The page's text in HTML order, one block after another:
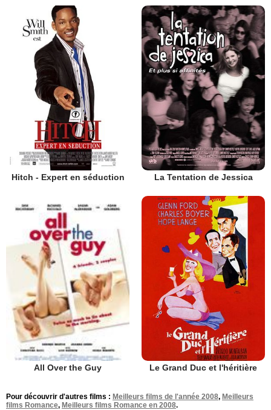
Hitch - Expert en séduction La Tentation de Jessica
All Over the Guy Le Grand Duc et l'héritière
Pour découvrir d'autres films : Meilleurs films de l'année 2008, Meilleurs
films Romance, Meilleurs films Romance en 2008.